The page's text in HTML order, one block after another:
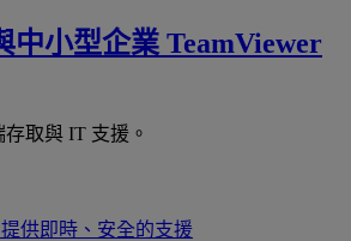
中小型企業 TeamViewer
取與 IT 支援。
提供即時、安全的支援